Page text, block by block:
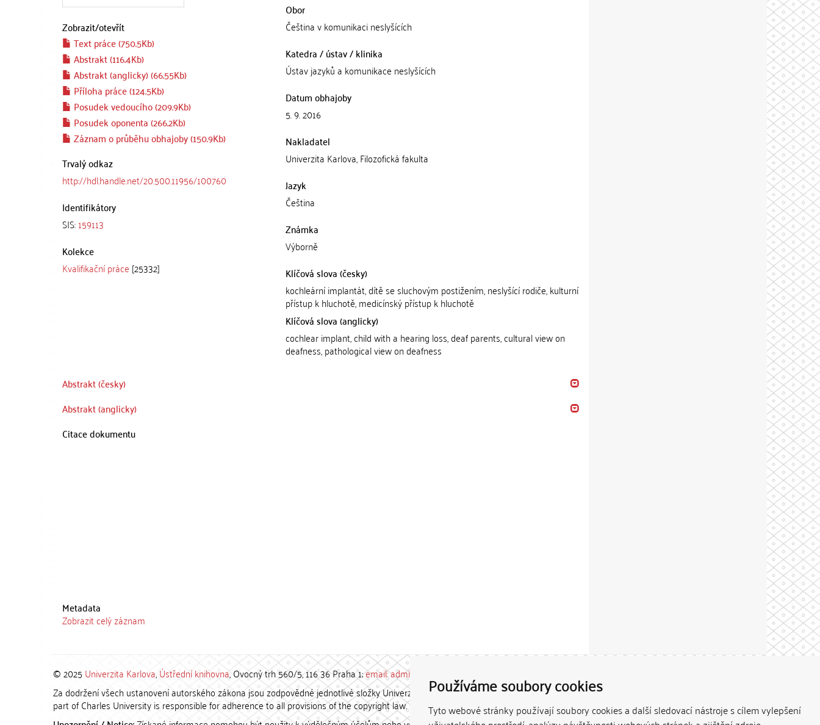
Používáme soubory cookies
Tyto webové stránky používají soubory cookies a další sledovací nástroje s cílem vylepšení
Zobrazit/otevřít
Text práce (750.5Kb)
Abstrakt (116.4Kb)
Abstrakt (anglicky) (66.55Kb)
Příloha práce (124.5Kb)
Posudek vedoucího (209.9Kb)
Posudek oponenta (266.2Kb)
Záznam o průběhu obhajoby (150.9Kb)
Trvalý odkaz
http://hdl.handle.net/20.500.11956/100760
Identifikátory
SIS:159113
Kolekce
Kvalifikační práce [25332]
Obor
Čeština v komunikaci neslyšících
Katedra / ústav / klinika
Ústav jazyků a komunikace neslyšících
Datum obhajoby
5. 9. 2016
Nakladatel
Univerzita Karlova, Filozofická fakulta
Jazyk
Čeština
Známka
Výborně
Klíčová slova (česky)
kochleární implantát, dítě se sluchovým postižením, neslyšící rodiče, kulturní
přístup k hluchotě, medicínský přístup k hluchotě
Klíčová slova (anglicky)
cochlear implant, child with a hearing loss, deaf parents, cultural view on
deafness, pathological view on deafness
Abstrakt (česky)
Abstrakt (anglicky)
Citace dokumentu
Metadata
Zobrazit celý záznam
© 2025 Univerzita Karlova,Ústřední knihovna, Ovocný trh 560/5, 116 36 Praha 1;email: admin-repozitar [at] cuni.cz
Za dodržení všech ustanovení autorského zákona jsou zodpovědné jednotlivé složky Univerzity Karlovy. / Each constituent
part of Charles University is responsible for adherence to all provisions of the copyright law.